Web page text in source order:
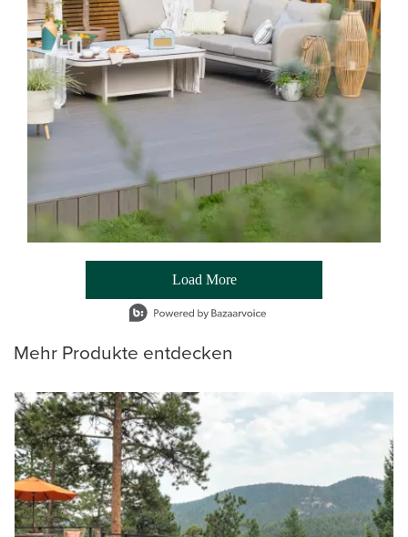
Load More
- Media Gallery
1 of 54 total items loaded in Media Gallery
Mehr Produkte entdecken